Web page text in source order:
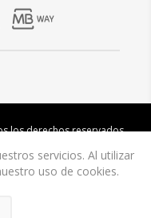
los derechos reservados.
servicios. Al utilizar
uso de cookies.